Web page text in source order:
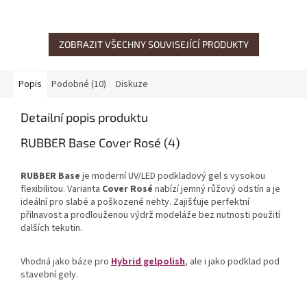
ZOBRAZIT VŠECHNY SOUVISEJÍCÍ PRODUKTY
Popis Podobné (10) Diskuze
Detailní popis produktu
RUBBER Base Cover Rosé (4)
RUBBER Base je moderní UV/LED podkladový gel s vysokou
flexibilitou. Varianta Cover Rosé nabízí jemný růžový odstín a je
ideální pro slabé a poškozené nehty. Zajišťuje perfektní
přilnavost a prodlouženou výdrž modeláže bez nutnosti použití
dalších tekutin.
Vhodná jako báze pro Hybrid gelpolish, ale i jako podklad pod
stavební gely.